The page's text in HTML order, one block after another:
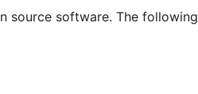
source software. The following